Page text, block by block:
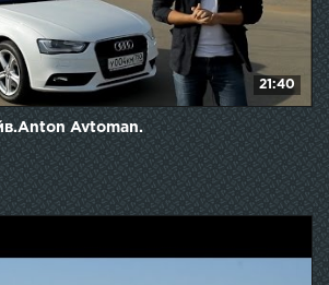
21:40
Avtoman.